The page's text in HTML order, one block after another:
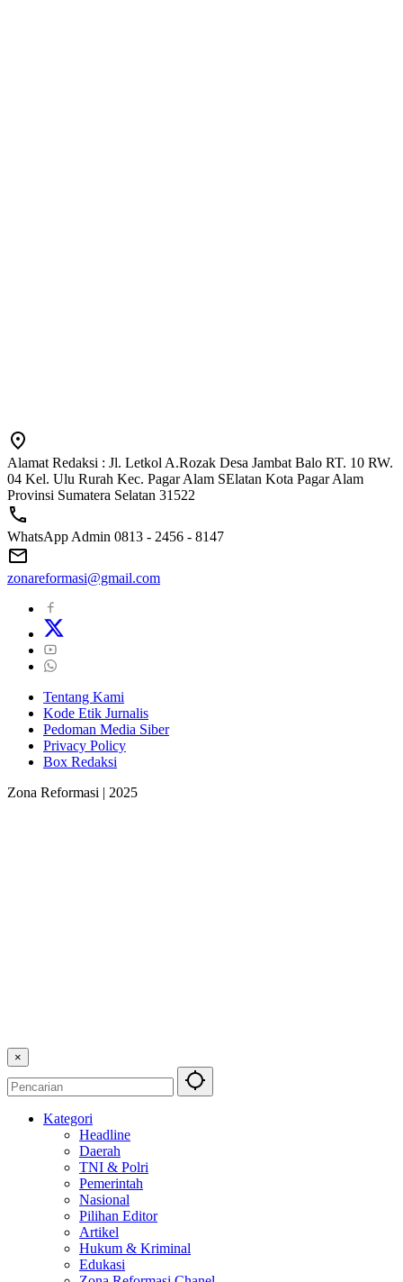
Alamat Redaksi : Jl. Letkol A.Rozak Desa Jambat Balo RT. 10 RW.
04 Kel. Ulu Rurah Kec. Pagar Alam SElatan Kota Pagar Alam
Provinsi Sumatera Selatan 31522
WhatsApp Admin 0813 - 2456 - 8147
zonareformasi@gmail.com
Tentang Kami
Kode Etik Jurnalis
Pedoman Media Siber
Privacy Policy
Box Redaksi
Zona Reformasi | 2025
×
Kategori
Headline
Daerah
TNI & Polri
Pemerintah
Nasional
Pilihan Editor
Artikel
Hukum & Kriminal
Edukasi